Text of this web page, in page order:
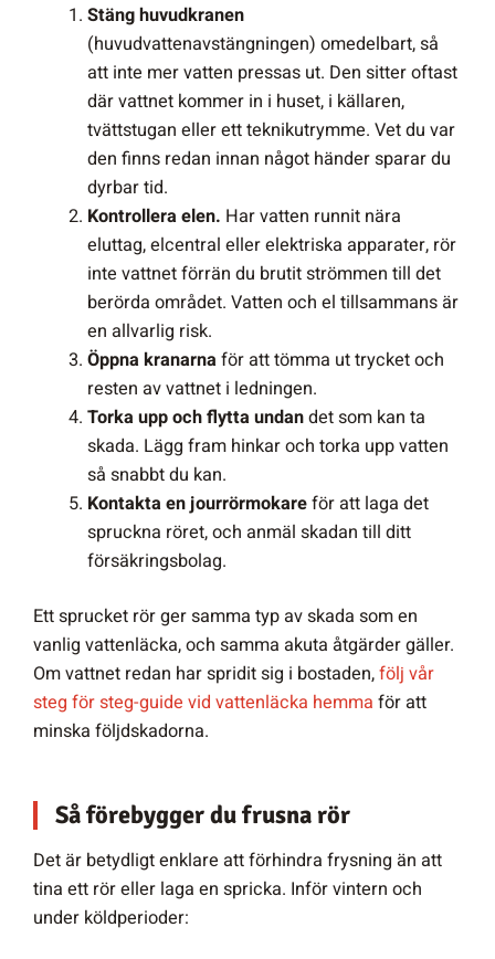
Stäng huvudkranen
(huvudvattenavstängningen) omedelbart, så
att inte mer vatten pressas ut. Den sitter oftast
där vattnet kommer in i huset, i källaren,
tvättstugan eller ett teknikutrymme. Vet du var
den finns redan innan något händer sparar du
dyrbar tid.
Kontrollera elen. Har vatten runnit nära
eluttag, elcentral eller elektriska apparater, rör
inte vattnet förrän du brutit strömmen till det
berörda området. Vatten och el tillsammans är
en allvarlig risk.
Öppna kranarna för att tömma ut trycket och
resten av vattnet i ledningen.
Torka upp och flytta undandet som kan ta
skada. Lägg fram hinkar och torka upp vatten
så snabbt du kan.
Kontakta en jourrörmokareför att laga det
spruckna röret, och anmäl skadan till ditt
försäkringsbolag.
Ett sprucket rör ger samma typ av skada som en
vanlig vattenläcka, och samma akuta åtgärder gäller.
Om vattnet redan har spridit sig i bostaden,följ vår
steg för steg-guide vid vattenläcka hemma för att
minska följdskadorna.
Så förebygger du frusna rör
Det är betydligt enklare att förhindra frysning än att
tina ett rör eller laga en spricka. Inför vintern och
under köldperioder: